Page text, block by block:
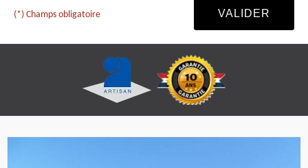
(*) Champs obligatoire